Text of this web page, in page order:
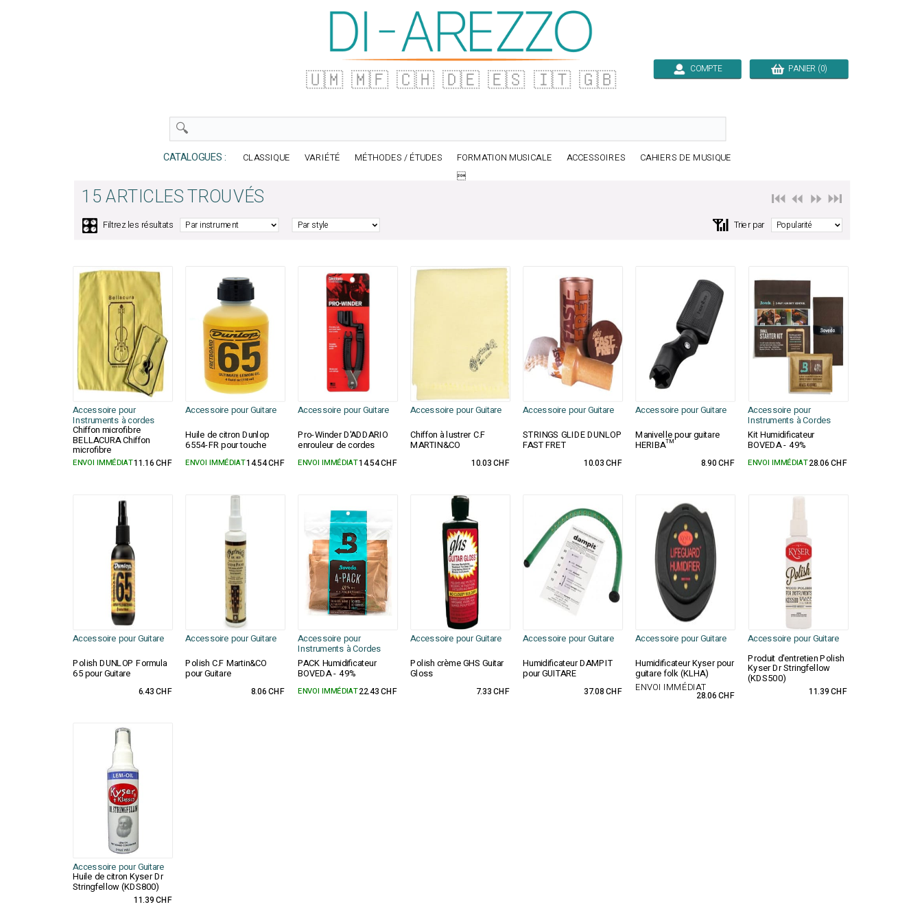
🇺🇲 🇲🇫 🇨🇭 🇩🇪 🇪🇸 🇮🇹 🇬🇧 COMPTE PANIER (0)
CATALOGUES : CLASSIQUE VARIÉTÉ MÉTHODES / ÉTUDES FORMATION MUSICALE ACCESSOIRES
CAHIERS DE MUSIQUE

15 ARTICLES TROUVÉS ⏮️ ⏪ ⏩ ⏭️
🎛️ Filtrez les résultats 📶 Trier par
Accessoire pour
Instruments à cordes
Accessoire pour Guitare Accessoire pour Guitare Accessoire pour Guitare Accessoire pour Guitare Accessoire pour Guitare Accessoire pour
Instruments à Cordes
Chiffon microfibre
BELLACURA Chiffon
microfibre
Huile de citron Dunlop
6554-FR pour touche
Pro-Winder D'ADDARIO
enrouleur de cordes
Chiffon à lustrer C.F
MARTIN&CO
STRINGS GLIDE DUNLOP
FAST FRET
Manivelle pour guitare
HERIBA™
Kit Humidificateur
BOVEDA - 49%
ENVOI IMMÉDIAT11.16 CHF ENVOI IMMÉDIAT14.54 CHF ENVOI IMMÉDIAT14.54 CHF 10.03 CHF 10.03 CHF 8.90 CHF ENVOI IMMÉDIAT28.06 CHF
Accessoire pour Guitare Accessoire pour Guitare Accessoire pour
Instruments à Cordes
Accessoire pour Guitare Accessoire pour Guitare Accessoire pour Guitare
Accessoire pour Guitare
Polish DUNLOP Formula
65 pour Guitare
Polish C.F Martin&CO
pour Guitare
PACK Humidificateur
BOVEDA - 49%
Polish crème GHS Guitar
Gloss
Humidificateur DAMPIT
pour GUITARE
Humidificateur Kyser pour
guitare folk (KLHA)
Produit d'entretien Polish
Kyser Dr Stringfellow
(KDS500)
6.43 CHF 8.06 CHF ENVOI IMMÉDIAT22.43 CHF 7.33 CHF 37.08 CHF ENVOI IMMÉDIAT
28.06 CHF 11.39 CHF
Accessoire pour Guitare
Huile de citron Kyser Dr
Stringfellow (KDS800)
11.39 CHF